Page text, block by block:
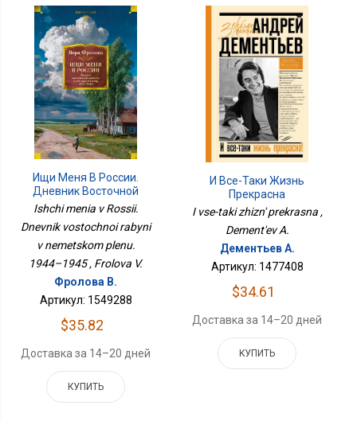
Ищи Меня В России.
Дневник Восточной
Рабыни В Немецком
Ishchi menia v Rossii.
Dnevnik vostochnoi rabyni
v nemetskom plenu.
1944–1945 , Frolova V.
Фролова В.
Артикул: 1549288
$35.82
Доставка за 14–20 дней
КУПИТЬ
И Все-Таки Жизнь
Прекрасна
I vse-taki zhizn' prekrasna ,
Dement'ev A.
Дементьев А.
Артикул: 1477408
$34.61
Доставка за 14–20 дней
КУПИТЬ